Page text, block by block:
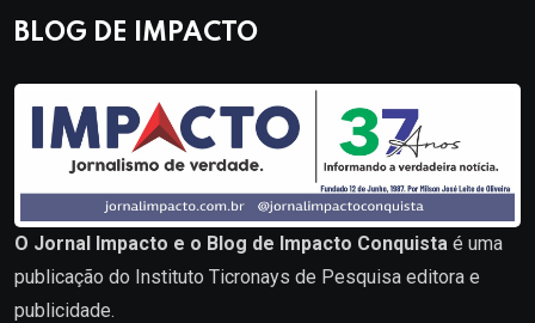
BLOG DE IMPACTO
O Jornal Impacto e o Blog de Impacto Conquista é uma
publicação do Instituto Ticronays de Pesquisa editora e
publicidade.